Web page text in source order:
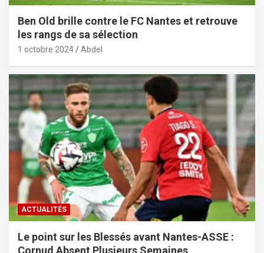
Ben Old brille contre le FC Nantes et retrouve
les rangs de sa sélection
1 octobre 2024 Abdel
ACTUALITÉS
Le point sur les Blessés avant Nantes-ASSE :